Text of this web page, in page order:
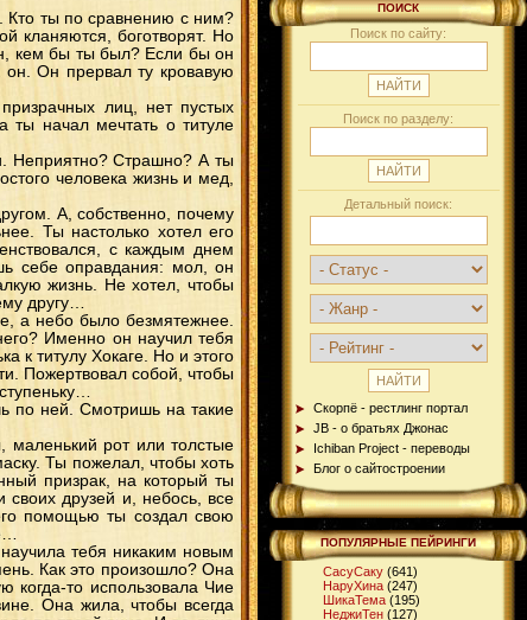
Кто ты по сравнению с ним?
кланяются, боготворят. Но
кем бы ты был? Если бы он
Он прервал ту кровавую
лиц, нет пустых
ты начал мечтать о титуле
Неприятно? Страшно? А ты
человека жизнь и мед,
А, собственно, почему
Ты настолько хотел его
с каждым днем
себе оправдания: мол, он
жизнь. Не хотел, чтобы
другу…
а небо было безмятежнее.
Именно он научил тебя
к титулу Хокаге. Но и этого
Пожертвовал собой, чтобы
по ней. Смотришь на такие
маленький рот или толстые
Ты пожелал, чтобы хоть
призрак, на который ты
друзей и, небось, все
помощью ты создал свою
тебя никаким новым
Как это произошло? Она
когда-то использовала Чие
Она жила, чтобы всегда
ПОИСК
Поиск по сайту:
Поиск по разделу:
Детальный поиск:
Скорпё - рестлинг портал
JB - о братьях Джонас
Ichiban Project - переводы
Блог о сайтостроении
ПОПУЛЯРНЫЕ ПЕЙРИНГИ
СасуСаку (641)
НаруХина (247)
ШикаТема (195)
НеджиТен (127)